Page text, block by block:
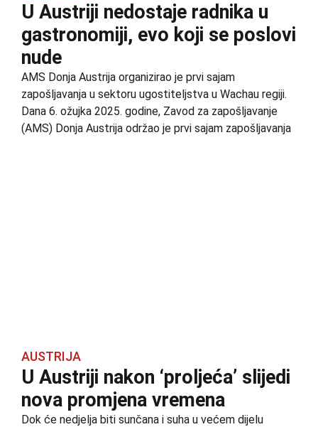
U Austriji nedostaje radnika u
gastronomiji, evo koji se poslovi
nude
AMS Donja Austrija organizirao je prvi sajam
zapošljavanja u sektoru ugostiteljstva u Wachau regiji.
Dana 6. ožujka 2025. godine, Zavod za zapošljavanje
(AMS) Donja Austrija održao je prvi sajam zapošljavanja
AUSTRIJA
U Austriji nakon ‘proljeća’ slijedi
nova promjena vremena
Dok će nedjelja biti sunčana i suha u većem dijelu